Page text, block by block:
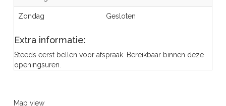
Zondag Gesloten
Extra informatie:
Steeds eerst bellen voor afspraak. Bereikbaar binnen deze
openingsuren.
Map view